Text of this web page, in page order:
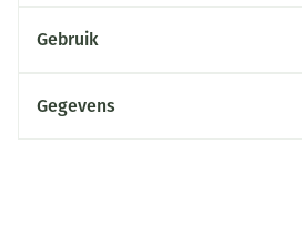
Gebruik
Gegevens